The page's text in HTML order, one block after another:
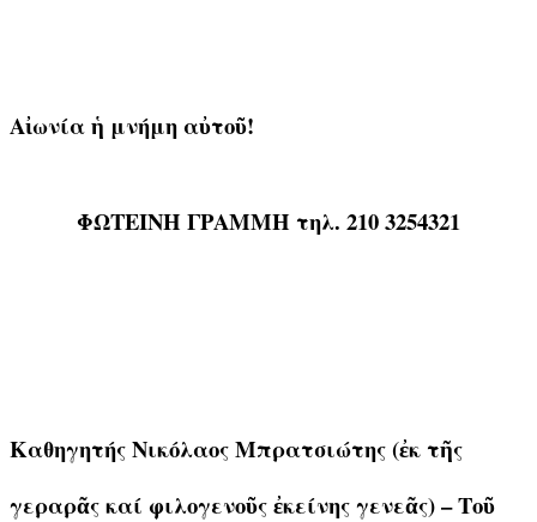
Αἰωνία ἡ μνήμη αὐτοῦ!
ΦΩΤΕΙΝΗ ΓΡΑΜΜΗ τηλ. 210 3254321
Καθηγητής Νικόλαος Μπρατσιώτης (ἐκ τῆς
γεραρᾶς καί φιλογενοῦς ἐκείνης γενεᾶς) – Τοῦ